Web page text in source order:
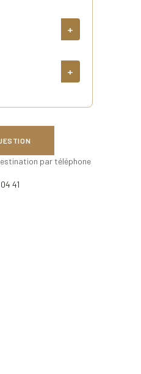
+
+
par téléphone
41